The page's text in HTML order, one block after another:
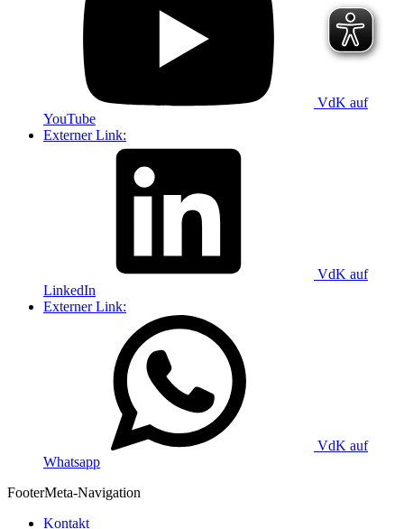
VdK auf
YouTube
Externer Link:
VdK auf
LinkedIn
Externer Link:
VdK auf
Whatsapp
FooterMeta-Navigation
Kontakt